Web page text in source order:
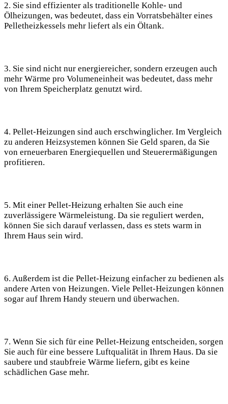
2. Sie sind effizienter als traditionelle Kohle- und
Ölheizungen, was bedeutet, dass ein Vorratsbehälter eines
Pelletheizkessels mehr liefert als ein Öltank.
3. Sie sind nicht nur energiereicher, sondern erzeugen auch
mehr Wärme pro Volumeneinheit was bedeutet, dass mehr
von Ihrem Speicherplatz genutzt wird.
4. Pellet-Heizungen sind auch erschwinglicher. Im Vergleich
zu anderen Heizsystemen können Sie Geld sparen, da Sie
von erneuerbaren Energiequellen und Steuerermäßigungen
profitieren.
5. Mit einer Pellet-Heizung erhalten Sie auch eine
zuverlässigere Wärmeleistung. Da sie reguliert werden,
können Sie sich darauf verlassen, dass es stets warm in
Ihrem Haus sein wird.
6. Außerdem ist die Pellet-Heizung einfacher zu bedienen als
andere Arten von Heizungen. Viele Pellet-Heizungen können
sogar auf Ihrem Handy steuern und überwachen.
7. Wenn Sie sich für eine Pellet-Heizung entscheiden, sorgen
Sie auch für eine bessere Luftqualität in Ihrem Haus. Da sie
saubere und staubfreie Wärme liefern, gibt es keine
schädlichen Gase mehr.